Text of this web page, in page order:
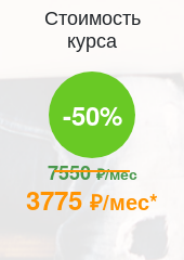
Стоимость
курса
-50%
7550₽/мес
3775₽/мес*